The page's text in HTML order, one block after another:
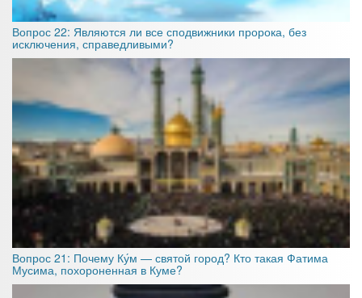
Вопрос 22: Являются ли все сподвижники пророка, без
исключения, справедливыми?
Вопрос 21: Почему Ку́м — святой город? Кто такая Фатима
Мусима, похороненная в Куме?